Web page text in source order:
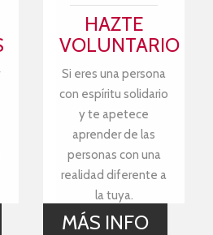
HAZTE
VOLUNTARIO
Si eres una persona
con espíritu solidario
y te apetece
aprender de las
personas con una
realidad diferente a
la tuya.
MÁS INFO